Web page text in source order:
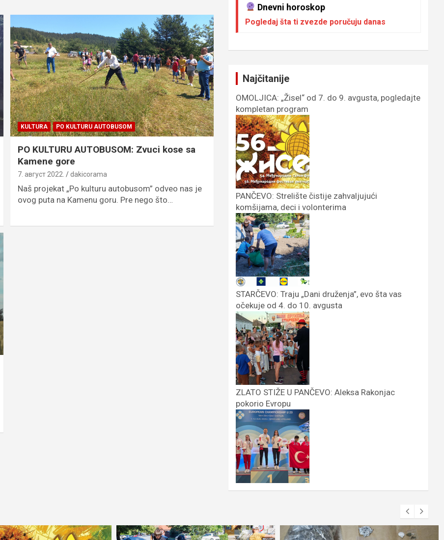
KULTURA PO KULTURU AUTOBUSOM
PO KULTURU AUTOBUSOM: Zvuci kose sa
Kamene gore
7. август 2022. dakicorama
Naš projekat „Po kulturu autobusom” odveo nas je
ovog puta na Kamenu goru. Pre nego što…
Dnevni horoskop
Pogledaj šta ti zvezde poručuju danas
Najčitanije
OMOLJICA: „Žisel“ od 7. do 9. avgusta, pogledajte
kompletan program
PANČEVO: Strelište čistije zahvaljujući
komšijama, deci i volonterima
STARČEVO: Traju „Dani druženja”, evo šta vas
očekuje od 4. do 10. avgusta
ZLATO STIŽE U PANČEVO: Aleksa Rakonjac
pokorio Evropu